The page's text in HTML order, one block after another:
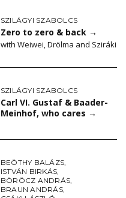
SZILÁGYI SZABOLCS
Zero to zero & back →
with Weiwei, Drölma and Sziráki
SZILÁGYI SZABOLCS
Carl VI. Gustaf & Baader-
Meinhof, who cares →
BEÖTHY BALÁZS,
ISTVÁN BIRKÁS,
BÖRÖCZ ANDRÁS,
BRAUN ANDRÁS,